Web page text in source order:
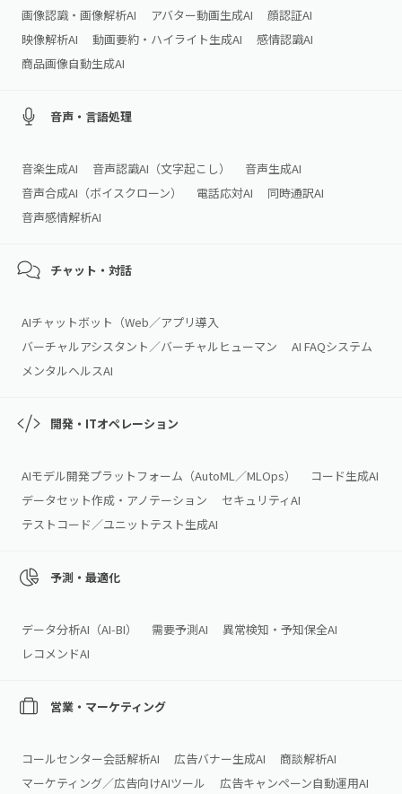
画像認識・画像解析AI
アバター動画生成AI
顔認証AI
映像解析AI
動画要約・ハイライト生成AI
感情認識AI
商品画像自動生成AI
音声・言語処理
音楽生成AI 音声認識AI（文字起こし）
音声生成AI
音声合成AI（ボイスクローン）
電話応対AI
同時通訳AI
音声感情解析AI
チャット・対話
AIチャットボット（Web／アプリ導入
バーチャルアシスタント／バーチャルヒューマン
AI FAQシステム
メンタルヘルスAI
開発・ITオペレーション
AIモデル開発プラットフォーム（AutoML／MLOps）
コード生成AI
データセット作成・アノテーション
セキュリティAI
テストコード／ユニットテスト生成AI
予測・最適化
データ分析AI（AI‑BI） 需要予測AI
異常検知・予知保全AI
レコメンドAI
営業・マーケティング
コールセンター会話解析AI 広告バナー生成AI
商談解析AI
マーケティング／広告向けAIツール
広告キャンペーン自動運用AI